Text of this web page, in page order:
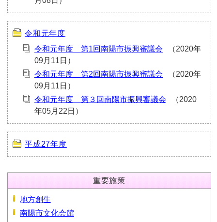
令和元年度
令和元年度 第1回南陽市振興審議会
令和元年度 第2回南陽市振興審議会
令和元年度 第３回南陽市振興審議会
平成27年度
重要施策
地方創生
南陽市文化会館